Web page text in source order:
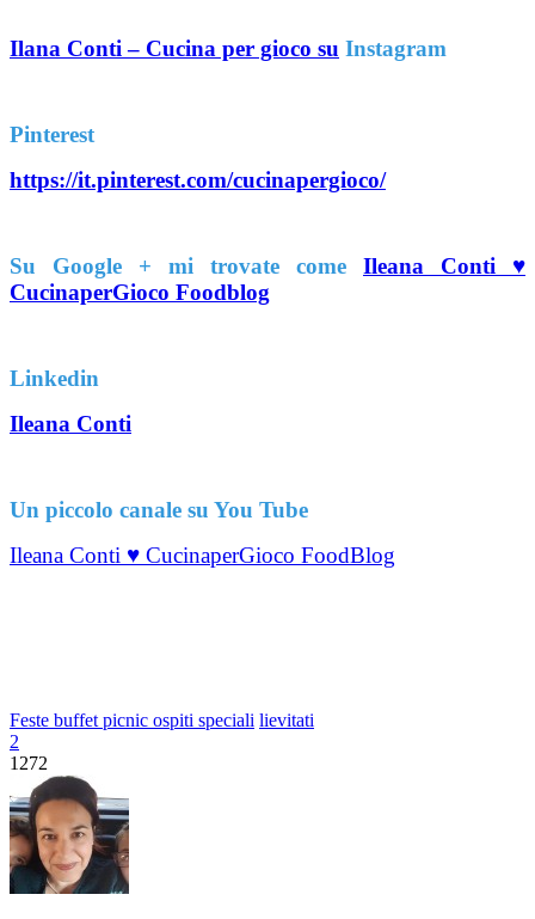
Ilana Conti – Cucina per gioco su Instagram
Pinterest
https://it.pinterest.com/cucinapergioco/
Su Google + mi trovate come Ileana Conti ♥
CucinaperGioco Foodblog
Linkedin
Ileana Conti
Un piccolo canale su You Tube
Ileana Conti ♥ CucinaperGioco FoodBlog
Feste buffet picnic ospiti speciali lievitati
2
1272